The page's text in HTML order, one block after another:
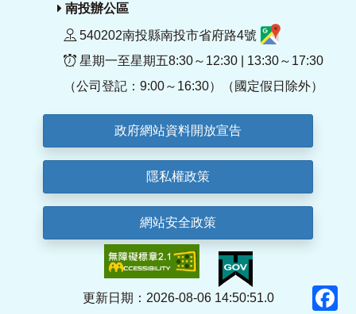
南投辦公區
540202南投縣南投市省府路4號
星期一至星期五8:30～12:30 | 13:30～17:30
（公司登記：9:00～16:30）（國定假日除外）
政府網站資料開放宣告
隱私權政策
網站安全政策
更新日期：2026-08-06 14:50:51.0